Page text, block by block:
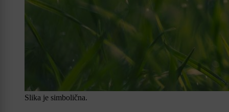
Slika je simbolična.